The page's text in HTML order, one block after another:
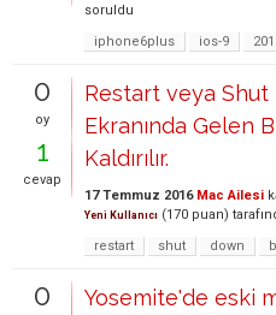
soruldu
iphone6plus
ios-9
0
oy
1
cevap
Restart veya Shut
Ekranında Gelen
Kaldırılır.
17 Temmuz 2016 Mac Ailesi
Yeni Kullanıcı (170 puan)
restart
shut down
0
Yosemite'de eski